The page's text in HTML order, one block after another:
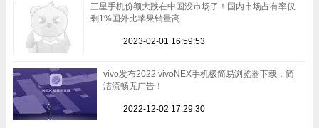
三星手机份额大跌在中国没市场了！国内市场占有率仅
剩1%国外比苹果销量高
2023-02-01 16:59:53
vivo发布2022 vivoNEX手机极简易浏览器下载：简
洁流畅无广告！
2022-12-02 17:29:30